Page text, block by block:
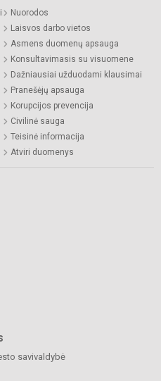
Nuorodos
Laisvos darbo vietos
Asmens duomenų apsauga
Konsultavimasis su visuomene
Dažniausiai užduodami klausimai
Pranešėjų apsauga
Korupcijos prevencija
Civilinė sauga
Teisinė informacija
Atviri duomenys
savivaldybė